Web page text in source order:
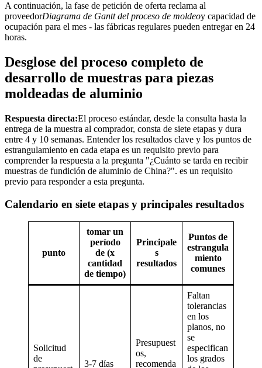
A continuación, la fase de petición de oferta reclama al
proveedorDiagrama de Gantt del proceso de moldeoy capacidad de
ocupación para el mes - las fábricas regulares pueden entregar en 24
horas.
Desglose del proceso completo de
desarrollo de muestras para piezas
moldeadas de aluminio
Respuesta directa:El proceso estándar, desde la consulta hasta la
entrega de la muestra al comprador, consta de siete etapas y dura
entre 4 y 10 semanas. Entender los resultados clave y los puntos de
estrangulamiento en cada etapa es un requisito previo para
comprender la respuesta a la pregunta "¿Cuánto se tarda en recibir
muestras de fundición de aluminio de China?". es un requisito
previo para responder a esta pregunta.
Calendario en siete etapas y principales resultados
punto
tomar un
período
de (x
cantidad
de tiempo)
Principale
s
resultados
Puntos de
estrangula
miento
comunes
Solicitud
de
3-7 días
Presupuest
os,
recomenda
Faltan
tolerancias
en los
planos, no
se
especifican
los grados